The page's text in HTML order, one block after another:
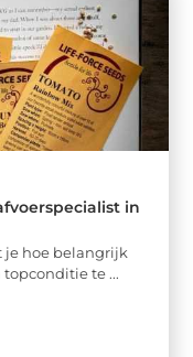
in
je hoe belangrijk
topconditie te ...